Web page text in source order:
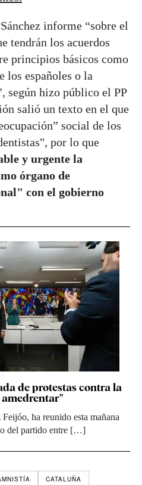
informe “sobre el
tendrán los acuerdos
principios básicos como
los españoles o la
según hizo público el PP
salió un texto en el que
social de los
por lo que
y urgente la
órgano de
con el gobierno
de protestas contra la
amedrentar"
ha reunido esta mañana
del partido entre […]
CATALUÑA